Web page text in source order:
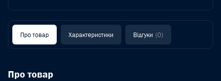
Про товар Характеристики Відгуки (0)
Про товар